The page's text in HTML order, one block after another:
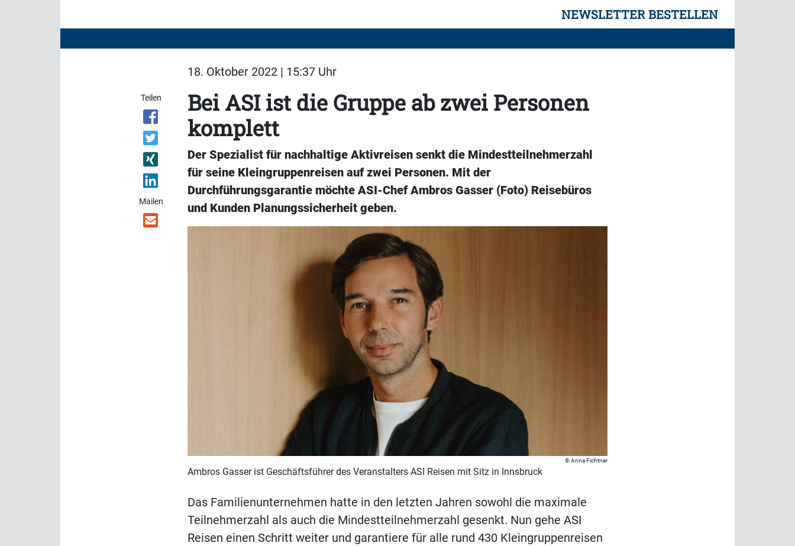
NEWSLETTER BESTELLEN
18. Oktober 2022 | 15:37 Uhr
Teilen
Mailen
Bei ASI ist die Gruppe ab zwei Personen
komplett
Der Spezialist für nachhaltige Aktivreisen senkt die Mindestteilnehmerzahl
für seine Kleingruppenreisen auf zwei Personen. Mit der
Durchführungsgarantie möchte ASI-Chef Ambros Gasser (Foto) Reisebüros
und Kunden Planungssicherheit geben.
Anna Fichtner
Ambros Gasser ist Geschäftsführer des Veranstalters ASI Reisen mit Sitz in Innsbruck
Das Familienunternehmen hatte in den letzten Jahren sowohl die maximale
Teilnehmerzahl als auch die Mindestteilnehmerzahl gesenkt. Nun gehe ASI
Reisen einen Schritt weiter und garantiere für alle rund 430 Kleingruppenreisen